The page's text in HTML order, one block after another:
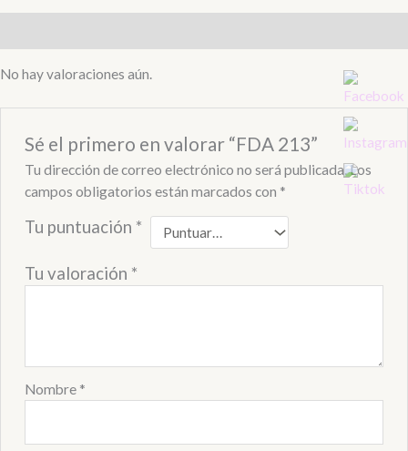
No hay valoraciones aún.
Sé el primero en valorar “FDA 213”
Tu dirección de correo electrónico no será publicada.Los
campos obligatorios están marcados con *
Tu puntuación *
Tu valoración *
Nombre *